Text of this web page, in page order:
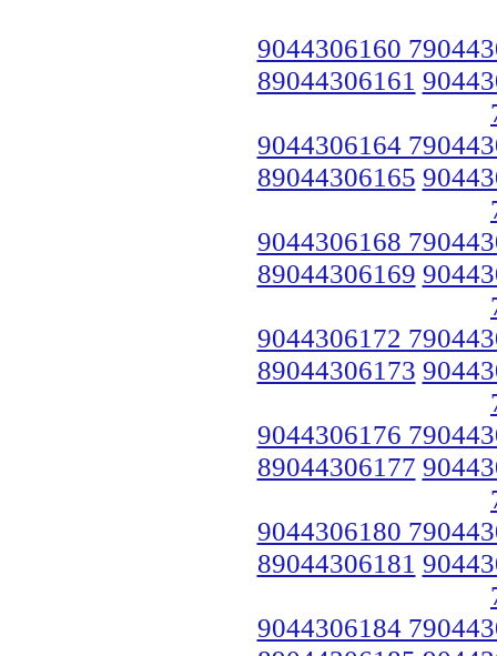
9044306160
89044306161
9044306164
89044306165
9044306168
89044306169
9044306172
89044306173
9044306176
89044306177
9044306180
89044306181
9044306184